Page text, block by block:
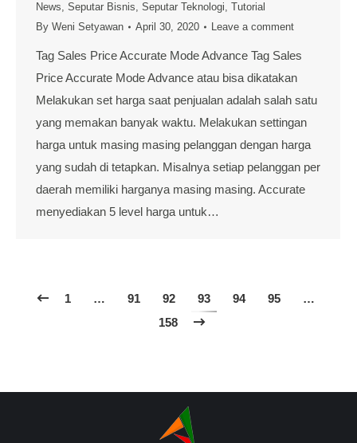
News, Seputar Bisnis, Seputar Teknologi, Tutorial
By Weni Setyawan April 30, 2020 Leave a comment
Tag Sales Price Accurate Mode Advance Tag Sales
Price Accurate Mode Advance atau bisa dikatakan
Melakukan set harga saat penjualan adalah salah satu
yang memakan banyak waktu. Melakukan settingan
harga untuk masing masing pelanggan dengan harga
yang sudah di tetapkan. Misalnya setiap pelanggan per
daerah memiliki harganya masing masing. Accurate
menyediakan 5 level harga untuk…
1 … 91 92 93 94 95
…
158